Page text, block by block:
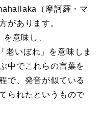
（摩訶羅・マ
があります。
意味し、
老いぼれ」を意味しま
中でこれらの言葉を
で、発音が似ている
られたというもので